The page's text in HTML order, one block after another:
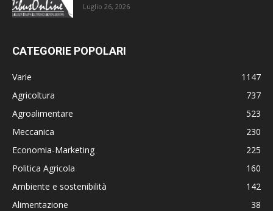
Luglio 26, 2026
CATEGORIE POPOLARI
Varie
1147
Agricoltura
737
Agroalimentare
523
Meccanica
230
Economia-Marketing
225
Politica Agricola
160
Ambiente e sostenibilità
142
Alimentazione
38